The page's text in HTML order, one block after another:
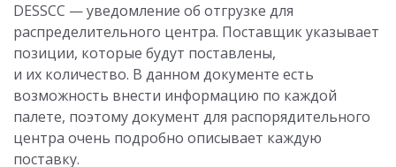
DESSCC — уведомление об отгрузке для
распределительного центра. Поставщик указывает
позиции, которые будут поставлены,
и их количество. В данном документе есть
возможность внести информацию по каждой
палете, поэтому документ для распорядительного
центра очень подробно описывает каждую
поставку.